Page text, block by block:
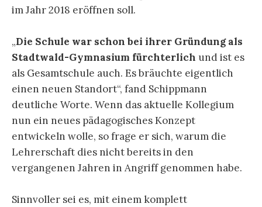
im Jahr 2018 eröffnen soll.
„Die Schule war schon bei ihrer Gründung als
Stadtwald-Gymnasium fürchterlich und ist es
als Gesamtschule auch. Es bräuchte eigentlich
einen neuen Standort“, fand Schippmann
deutliche Worte. Wenn das aktuelle Kollegium
nun ein neues pädagogisches Konzept
entwickeln wolle, so frage er sich, warum die
Lehrerschaft dies nicht bereits in den
vergangenen Jahren in Angriff genommen habe.
Sinnvoller sei es, mit einem komplett